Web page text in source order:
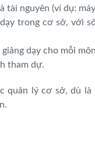
tài nguyên (ví dụ:
trong cơ sở, với
dạy cho mỗi
tham dự.
quản lý cơ sở, dù